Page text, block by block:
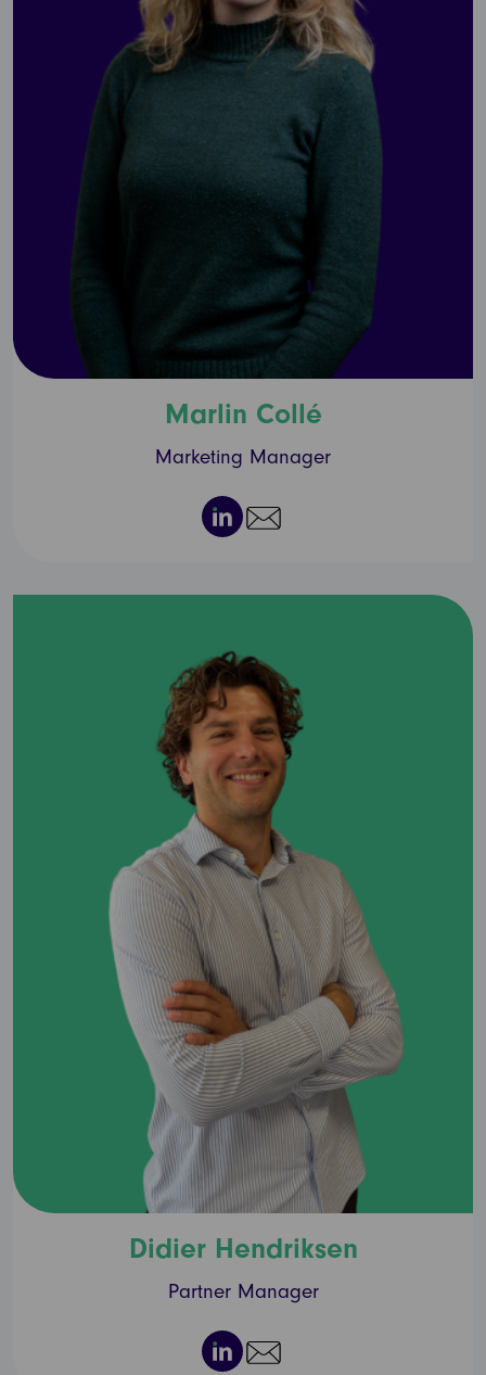
Marlin Collé
Marketing Manager
Didier Hendriksen
Partner Manager